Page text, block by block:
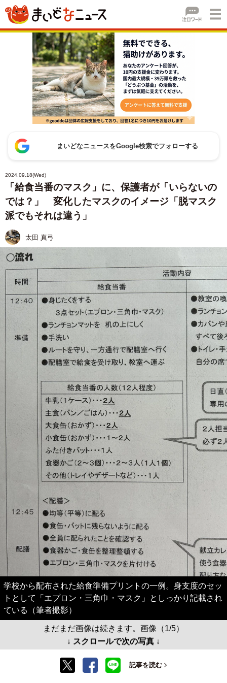
まいどなニュースをGoogle検索でフォローする
2024.09.18(Wed)
「給食当番のマスク」に、保護者が「いらないの
では？」 変化したマスクのイメージ「脱マスク
派でもそれは違う」
太田 真弓
学校から配布された給食準備プリントの一例。身支度のセッ
トとして「エプロン・三角巾・マスク」としっかり記載され
ている（筆者撮影）
まだまだ画像は続きます。画像（1/5）
↓ スクロールで次の写真 ↓
記事を読む